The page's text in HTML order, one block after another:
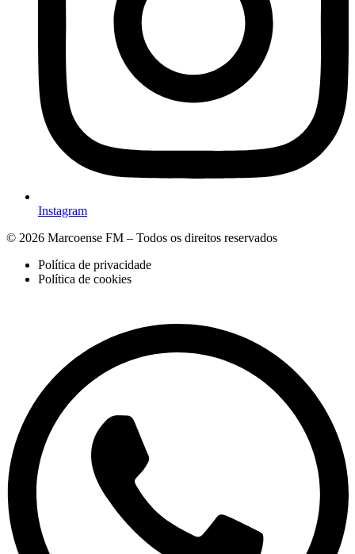
Instagram
© 2026 Marcoense FM – Todos os direitos reservados
Política de privacidade
Política de cookies